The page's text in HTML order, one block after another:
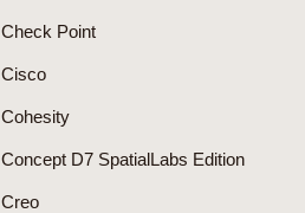
Check Point
Cisco
Cohesity
Concept D7 SpatialLabs Edition
Creo